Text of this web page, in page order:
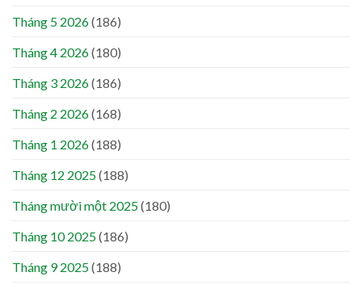
Tháng 5 2026(186)
Tháng 4 2026(180)
Tháng 3 2026(186)
Tháng 2 2026(168)
Tháng 1 2026(188)
Tháng 12 2025(188)
Tháng mười một 2025(180)
Tháng 10 2025(186)
Tháng 9 2025(188)